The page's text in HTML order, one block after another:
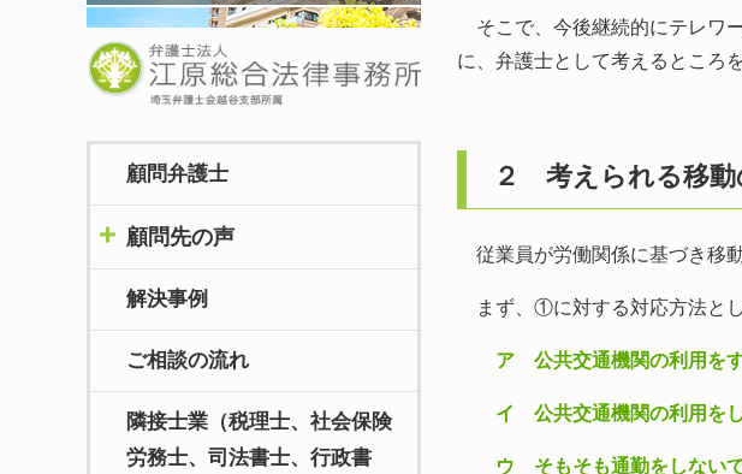
そこで、今後継続的にテレワ
に、弁護士として考えるところ
２ 考えられる移動
従業員が労働関係に基づき移
まず、①に対する対応方法とし
ア 公共交通機関の利用をす
イ 公共交通機関の利用をし
ウ そもそも通勤をしないで
顧問弁護士
顧問先の声
解決事例
ご相談の流れ
隣接士業（税理士、社会保険
労務士、司法書士、行政書